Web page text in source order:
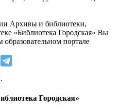
Архивы и библиотеки,
«Библиотека Городская» Вы
портале
Городская»